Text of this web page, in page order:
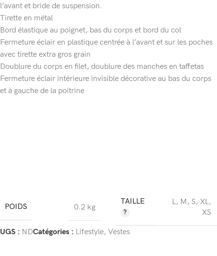
l’avant et bride de suspension.
Tirette en métal
Bord élastique au poignet, bas du corps et bord du col
Fermeture éclair en plastique centrée à l’avant et sur les poches
avec tirette extra gros grain
Doublure du corps en filet, doublure des manches en taffetas
Fermeture éclair intérieure invisible décorative au bas du corps
et à gauche de la poitrine
POIDS 0.2 kg
TAILLE L, M , S, XL,
XS
UGS : NDCatégories : Lifestyle, Vestes